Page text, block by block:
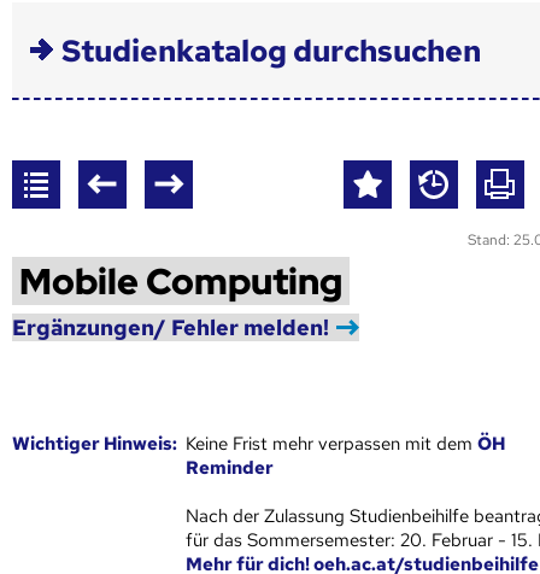
Studienkatalog durchsuchen
Stand:
Mobile Computing
Ergänzungen/ Fehler melden!
Wich­ti­ger Hin­weis: Keine Frist mehr verpassen mit demÖH
Reminder
Nach der Zulassung Studienbeihilfe
für das Sommersemester: 20. Februar - 15.
Mehr für dich! oeh.ac.at/studienbeihilfe